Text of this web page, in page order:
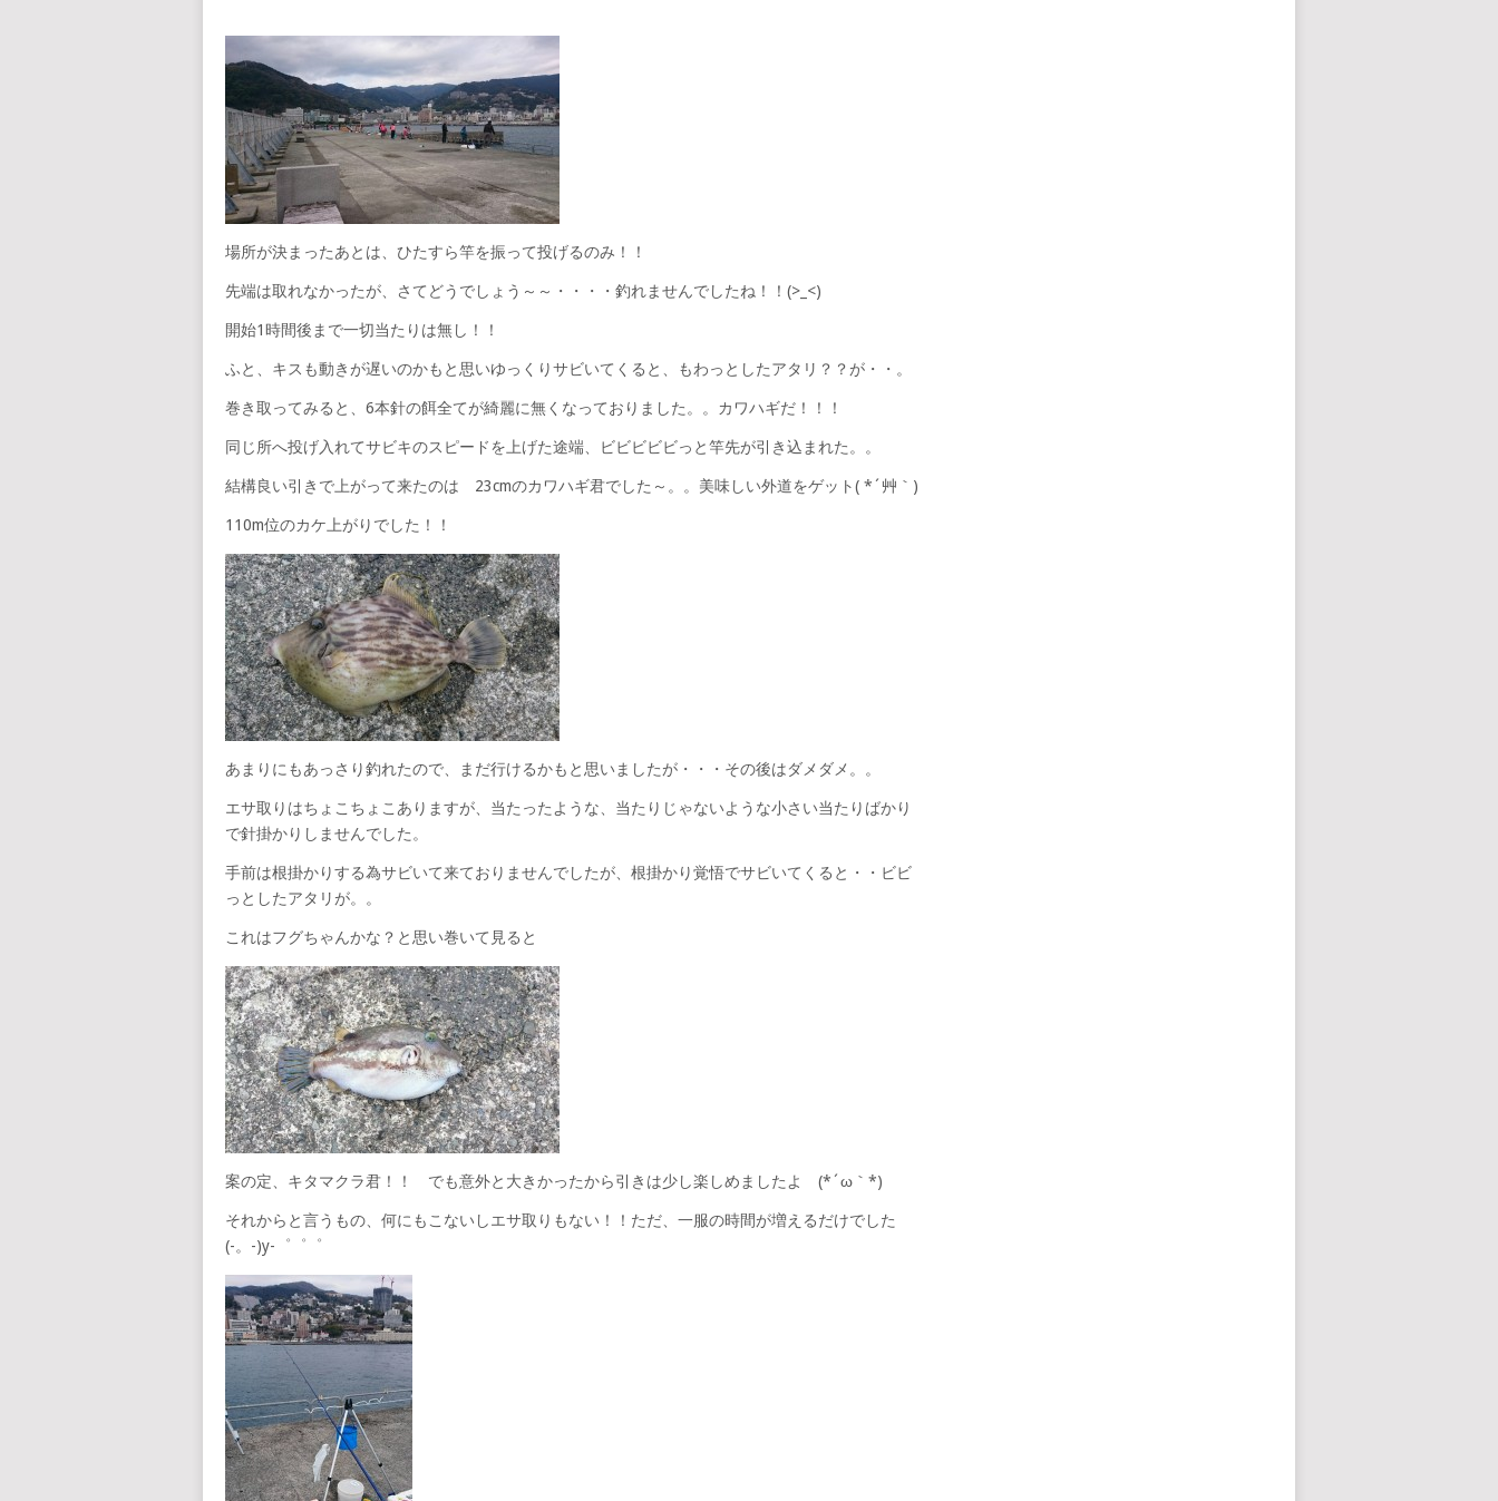
場所が決まったあとは、ひたすら竿を振って投げるのみ！！
先端は取れなかったが、さてどうでしょう～～・・・・釣れませんでしたね！！(>_<)
開始1時間後まで一切当たりは無し！！
ふと、キスも動きが遅いのかもと思いゆっくりサビいてくると、もわっとしたアタリ？？が・・。
巻き取ってみると、6本針の餌全てが綺麗に無くなっておりました。。カワハギだ！！！
同じ所へ投げ入れてサビキのスピードを上げた途端、ビビビビビっと竿先が引き込まれた。。
結構良い引きで上がって来たのは 23cmのカワハギ君でした～。。美味しい外道をゲット( *´艸｀)
110m位のカケ上がりでした！！
あまりにもあっさり釣れたので、まだ行けるかもと思いましたが・・・その後はダメダメ。。
エサ取りはちょこちょこありますが、当たったような、当たりじゃないような小さい当たりばかり
で針掛かりしませんでした。
手前は根掛かりする為サビいて来ておりませんでしたが、根掛かり覚悟でサビいてくると・・ビビ
っとしたアタリが。。
これはフグちゃんかな？と思い巻いて見ると
案の定、キタマクラ君！！ でも意外と大きかったから引きは少し楽しめましたよ (*´ω｀*)
それからと言うもの、何にもこないしエサ取りもない！！ただ、一服の時間が増えるだけでした
(-。-)y-゜゜゜